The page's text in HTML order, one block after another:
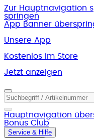
Zur Hauptnavigation
springen
App Banner
Unsere App
Kostenlos im Store
Jetzt anzeigen
Hauptnavigation
Bonus Club
Service & Hilfe